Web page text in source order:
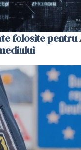
folosite pentru